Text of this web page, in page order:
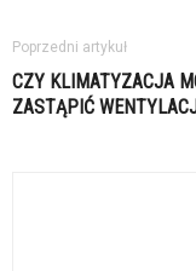
Poprzedni artykuł
CZY KLIMATYZACJA
ZASTĄPIĆ